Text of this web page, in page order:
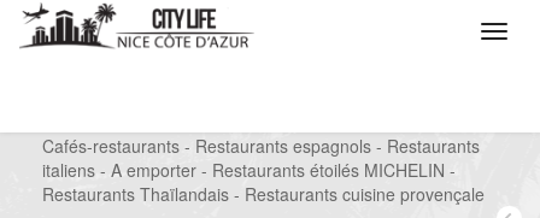
Cafés-restaurants - Restaurants espagnols - Restaurants
italiens - A emporter - Restaurants étoilés MICHELIN -
Restaurants Thaïlandais - Restaurants cuisine provençale